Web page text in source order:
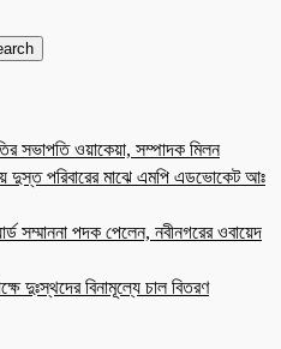
সভাপতি ওয়াকেয়া, সম্পাদক মিলন
দুস্ত পরিবারের মাঝে এমপি এডভোকেট আঃ
সম্মাননা পদক পেলেন, নবীনগরের ওবায়েদ
দুঃস্থদের বিনামূল্যে চাল বিতরণ